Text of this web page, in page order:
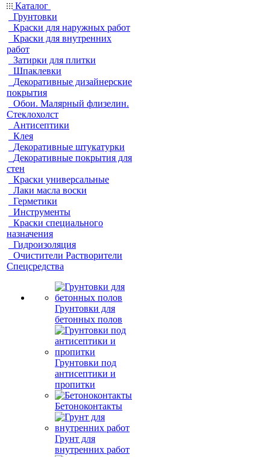
Каталог
Грунтовки
Краски для наружных работ
Краски для внутренних
работ
Затирки для плитки
Шпаклевки
Декоративные дизайнерские
покрытия
Обои. Малярный флизелин.
Стеклохолст
Антисептики
Клея
Декоративные штукатурки
Декоративные покрытия для
стен
Краски универсальные
Лаки масла воски
Герметики
Инструменты
Краски специального
назначения
Гидроизоляция
Очистители Растворители
Спецсредства
Грунтовки для
бетонных полов
Грунтовки под
антисептики и
пропитки
Бетоноконтакты
Грунт для
внутренних работ